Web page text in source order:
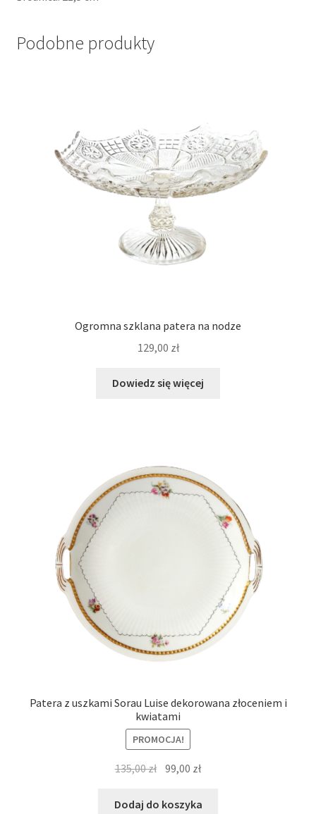
Podobne produkty
Ogromna szklana patera na nodze
129,00 zł
Dowiedz się więcej
Patera z uszkami Sorau Luise dekorowana złoceniem i
kwiatami
PROMOCJA!
135,00zł Pierwotna
wynosiła:
99,00 złAktualna
wynosi:
Dodaj do koszyka